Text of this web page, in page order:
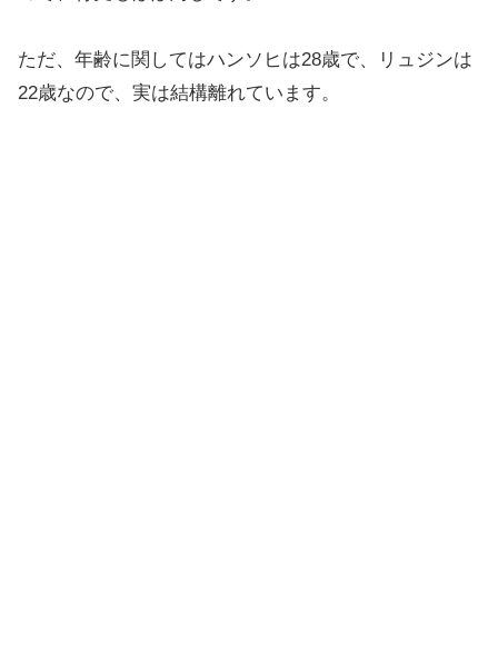
ただ、年齢に関してはハンソヒは28歳で、リュジンは
22歳なので、実は結構離れています。